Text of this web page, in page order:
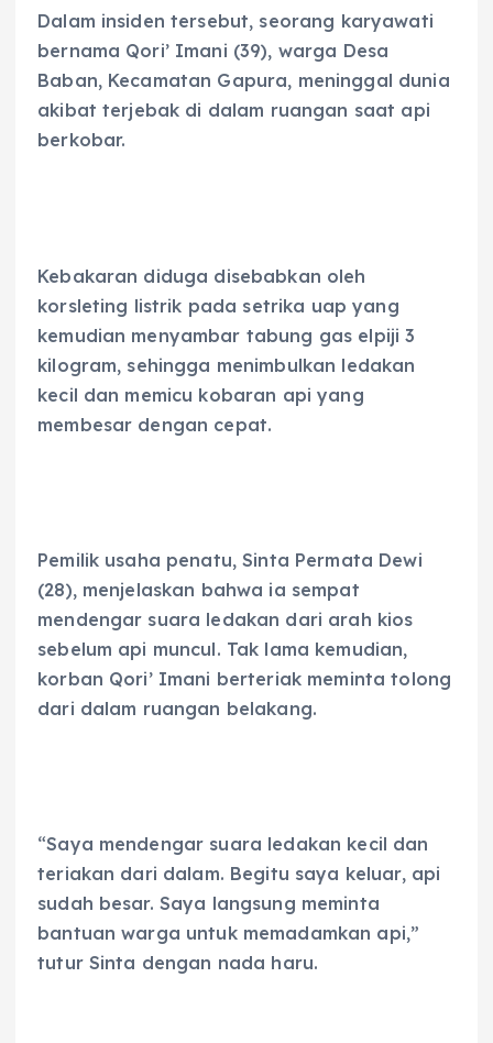
Dalam insiden tersebut, seorang karyawati
bernama Qori’ Imani (39), warga Desa
Baban, Kecamatan Gapura, meninggal dunia
akibat terjebak di dalam ruangan saat api
berkobar.
Kebakaran diduga disebabkan oleh
korsleting listrik pada setrika uap yang
kemudian menyambar tabung gas elpiji 3
kilogram, sehingga menimbulkan ledakan
kecil dan memicu kobaran api yang
membesar dengan cepat.
Pemilik usaha penatu, Sinta Permata Dewi
(28), menjelaskan bahwa ia sempat
mendengar suara ledakan dari arah kios
sebelum api muncul. Tak lama kemudian,
korban Qori’ Imani berteriak meminta tolong
dari dalam ruangan belakang.
“Saya mendengar suara ledakan kecil dan
teriakan dari dalam. Begitu saya keluar, api
sudah besar. Saya langsung meminta
bantuan warga untuk memadamkan api,”
tutur Sinta dengan nada haru.